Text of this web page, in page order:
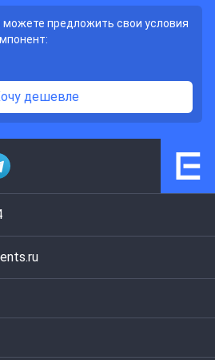
можете предложить свои условия
дешевле